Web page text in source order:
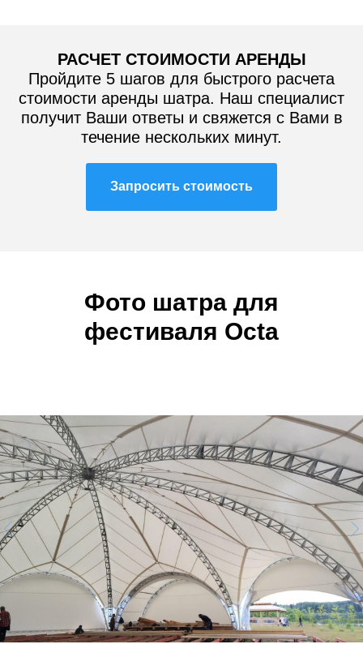
РАСЧЕТ СТОИМОСТИ АРЕНДЫ
Пройдите 5 шагов для быстрого расчета
стоимости аренды шатра. Наш специалист
получит Ваши ответы и свяжется с Вами в
течение нескольких минут.
Запросить стоимость
Фото шатра для
фестиваля Octa